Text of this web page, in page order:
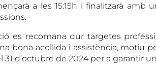
a les 15:15h i finalitzarà amb
es recomana dur targetes
bona acollida i assistència, motiu
31 d’octubre de 2024 per a garantir